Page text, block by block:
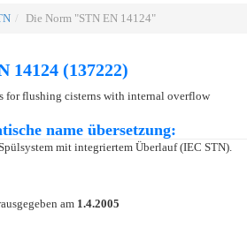
Die Norm "STN EN 14124"
14124 (137222)
for flushing cisterns with internal overflow
name übersetzung:
mit integriertem Überlauf (IEC STN).
am 1.4.2005